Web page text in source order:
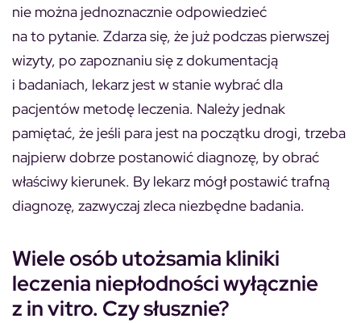
nie można jednoznacznie odpowiedzieć
na to pytanie. Zdarza się, że już podczas pierwszej
wizyty, po zapoznaniu się z dokumentacją
i badaniach, lekarz jest w stanie wybrać dla
pacjentów metodę leczenia. Należy jednak
pamiętać, że jeśli para jest na początku drogi, trzeba
najpierw dobrze postanowić diagnozę, by obrać
właściwy kierunek. By lekarz mógł postawić trafną
diagnozę, zazwyczaj zleca niezbędne badania.
Wiele osób utożsamia kliniki
leczenia niepłodności wyłącznie
z in vitro. Czy słusznie?